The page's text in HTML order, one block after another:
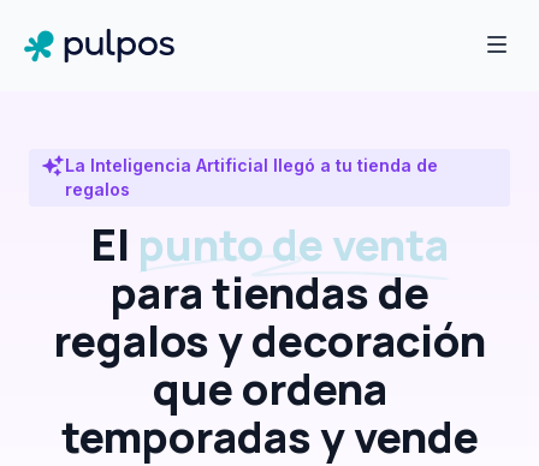
La Inteligencia Artificial llegó a tu tienda de
regalos
El punto de venta
para tiendas de
regalos y decoración
que ordena
temporadas y vende